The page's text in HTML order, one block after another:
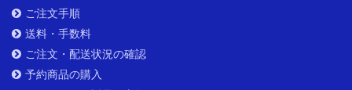
ご注文手順
送料・手数料
ご注文・配送状況の確認
予約商品の購入